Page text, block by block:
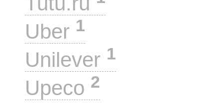
Uber 1
Unilever 1
Upeco 2